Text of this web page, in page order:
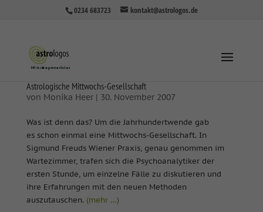
0234 683723 kontakt@astrologos.de
Astrologische Mittwochs-Gesellschaft
von Monika Heer| 30. November 2007
Was ist denn das? Um die Jahrhundertwende gab
es schon einmal eine Mittwochs-Gesellschaft. In
Sigmund Freuds Wiener Praxis, genau genommen im
Wartezimmer, trafen sich die Psychoanalytiker der
ersten Stunde, um einzelne Fälle zu diskutieren und
ihre Erfahrungen mit den neuen Methoden
auszutauschen. (mehr …)